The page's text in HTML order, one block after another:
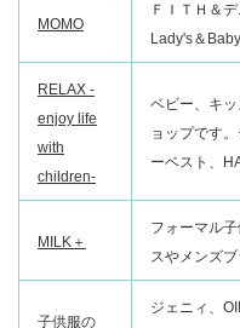
MOMO
ＦＩＴＨ＆
Lady's＆
RELAX -
enjoy life
with
children-
ベビー、キ
ョップです
ーベスト、
MILK＋
フォーマル
スやメンズ
子供服の
ジェニィ、